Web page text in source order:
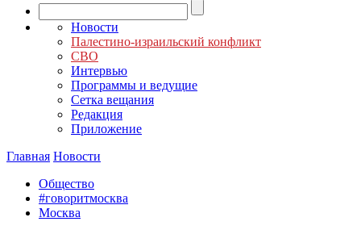
Новости
Палестино-израильский конфликт
СВО
Интервью
Программы и ведущие
Сетка вещания
Редакция
Приложение
Главная Новости
Общество
#говоритмосква
Москва